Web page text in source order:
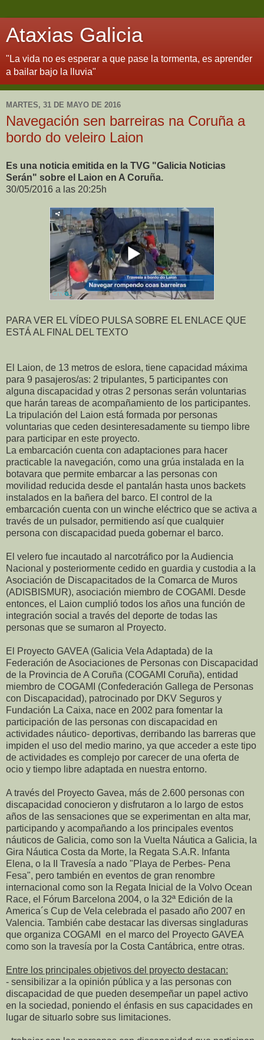
Ataxias Galicia
"La vida no es esperar a que pase la tormenta, es aprender
a bailar bajo la lluvia"
MARTES, 31 DE MAYO DE 2016
Navegación sen barreiras na Coruña a
bordo do veleiro Laion
Es una noticia emitida en la TVG "Galicia Noticias
Serán" sobre el Laion en A Coruña.
30/05/2016 a las 20:25h
PARA VER EL VÍDEO PULSA SOBRE EL ENLACE QUE
ESTÁ AL FINAL DEL TEXTO
El Laion, de 13 metros de eslora, tiene capacidad máxima
para 9 pasajeros/as: 2 tripulantes, 5 participantes con
alguna discapacidad y otras 2 personas serán voluntarias
que harán tareas de acompañamiento de los participantes.
La tripulación del Laion está formada por personas
voluntarias que ceden desinteresadamente su tiempo libre
para participar en este proyecto.
La embarcación cuenta con adaptaciones para hacer
practicable la navegación, como una grúa instalada en la
botavara que permite embarcar a las personas con
movilidad reducida desde el pantalán hasta unos backets
instalados en la bañera del barco. El control de la
embarcación cuenta con un winche eléctrico que se activa a
través de un pulsador, permitiendo así que cualquier
persona con discapacidad pueda gobernar el barco.
El velero fue incautado al narcotráfico por la Audiencia
Nacional y posteriormente cedido en guardia y custodia a la
Asociación de Discapacitados de la Comarca de Muros
(ADISBISMUR), asociación miembro de COGAMI. Desde
entonces, el Laion cumplió todos los años una función de
integración social a través del deporte de todas las
personas que se sumaron al Proyecto.
El Proyecto GAVEA (Galicia Vela Adaptada) de la
Federación de Asociaciones de Personas con Discapacidad
de la Provincia de A Coruña (COGAMI Coruña), entidad
miembro de COGAMI (Confederación Gallega de Personas
con Discapacidad), patrocinado por DKV Seguros y
Fundación La Caixa, nace en 2002 para fomentar la
participación de las personas con discapacidad en
actividades náutico- deportivas, derribando las barreras que
impiden el uso del medio marino, ya que acceder a este tipo
de actividades es complejo por carecer de una oferta de
ocio y tiempo libre adaptada en nuestra entorno.
A través del Proyecto Gavea, más de 2.600 personas con
discapacidad conocieron y disfrutaron a lo largo de estos
años de las sensaciones que se experimentan en alta mar,
participando y acompañando a los principales eventos
náuticos de Galicia, como son la Vuelta Náutica a Galicia, la
Gira Náutica Costa da Morte, la Regata S.A.R. Infanta
Elena, o la II Travesía a nado "Playa de Perbes- Pena
Fesa", pero también en eventos de gran renombre
internacional como son la Regata Inicial de la Volvo Ocean
Race, el Fórum Barcelona 2004, o la 32ª Edición de la
America´s Cup de Vela celebrada el pasado año 2007 en
Valencia. También cabe destacar las diversas singladuras
que organiza COGAMI en el marco del Proyecto GAVEA
como son la travesía por la Costa Cantábrica, entre otras.
Entre los principales objetivos del proyecto destacan:
- sensibilizar a la opinión pública y a las personas con
discapacidad de que pueden desempeñar un papel activo
en la sociedad, poniendo el énfasis en sus capacidades en
lugar de situarlo sobre sus limitaciones.